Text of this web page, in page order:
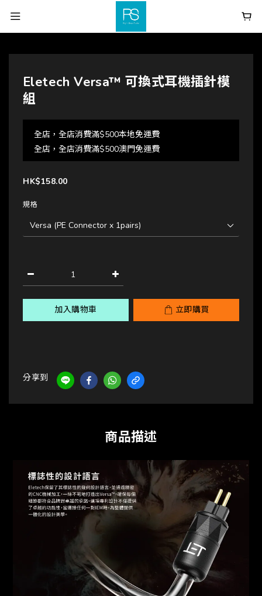
Eletech Versa™ 可換式耳機插針模
組
全店，全店消費滿$500本地免運費
全店，全店消費滿$500澳門免運費
HK$158.00
規格
加入購物車 立即購買
分享到
商品描述